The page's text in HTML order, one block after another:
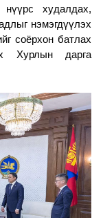
худалдах,
нэмэгдүүлэх
соёрхон батлах
Хурлын дарга